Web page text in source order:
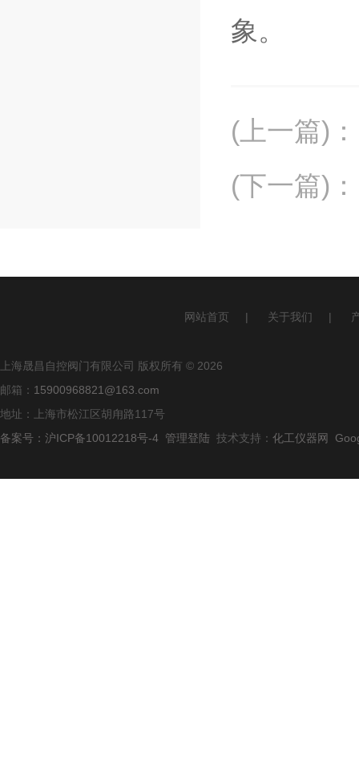
象。
(上一篇) ：
(下一篇) ：
网站首页 | 关于我们 |
上海晟昌自控阀门有限公司 版权所有 © 2026
邮箱： 15900968821@163.com
地址：上海市松江区胡甪路117号
备案号：沪ICP备10012218号-4 管理登陆 技术支持： 化工仪器网